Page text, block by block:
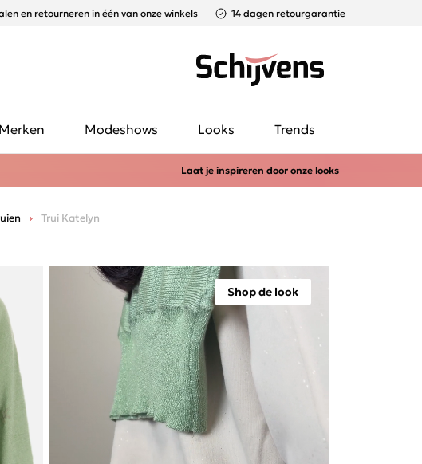
en retourneren in één van onze winkels 14 dagen retourgarantie
Merken Modeshows Looks Trends
Laat je inspireren door onze looks
Trui Katelyn
Shop de look